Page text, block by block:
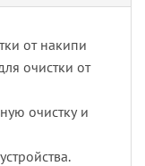
от накипи
очистки от
очистку и